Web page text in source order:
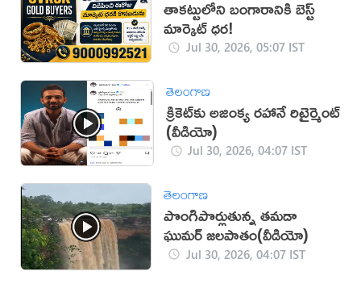
తాకట్టులోని బంగారానికి బెస్ట్
మార్కెట్ ధర!
Jul 30, 2026, 05:07 IST
తెలంగాణ
క్రికెట్‌కు అజింక్య రహానే రిటైర్మెంట్
(వీడియో)
Jul 30, 2026, 04:07 IST
తెలంగాణ
పొంగిపొర్లుతున్న తమడా
ఘుమర్ జలపాతం(వీడియో)
Jul 30, 2026, 04:07 IST